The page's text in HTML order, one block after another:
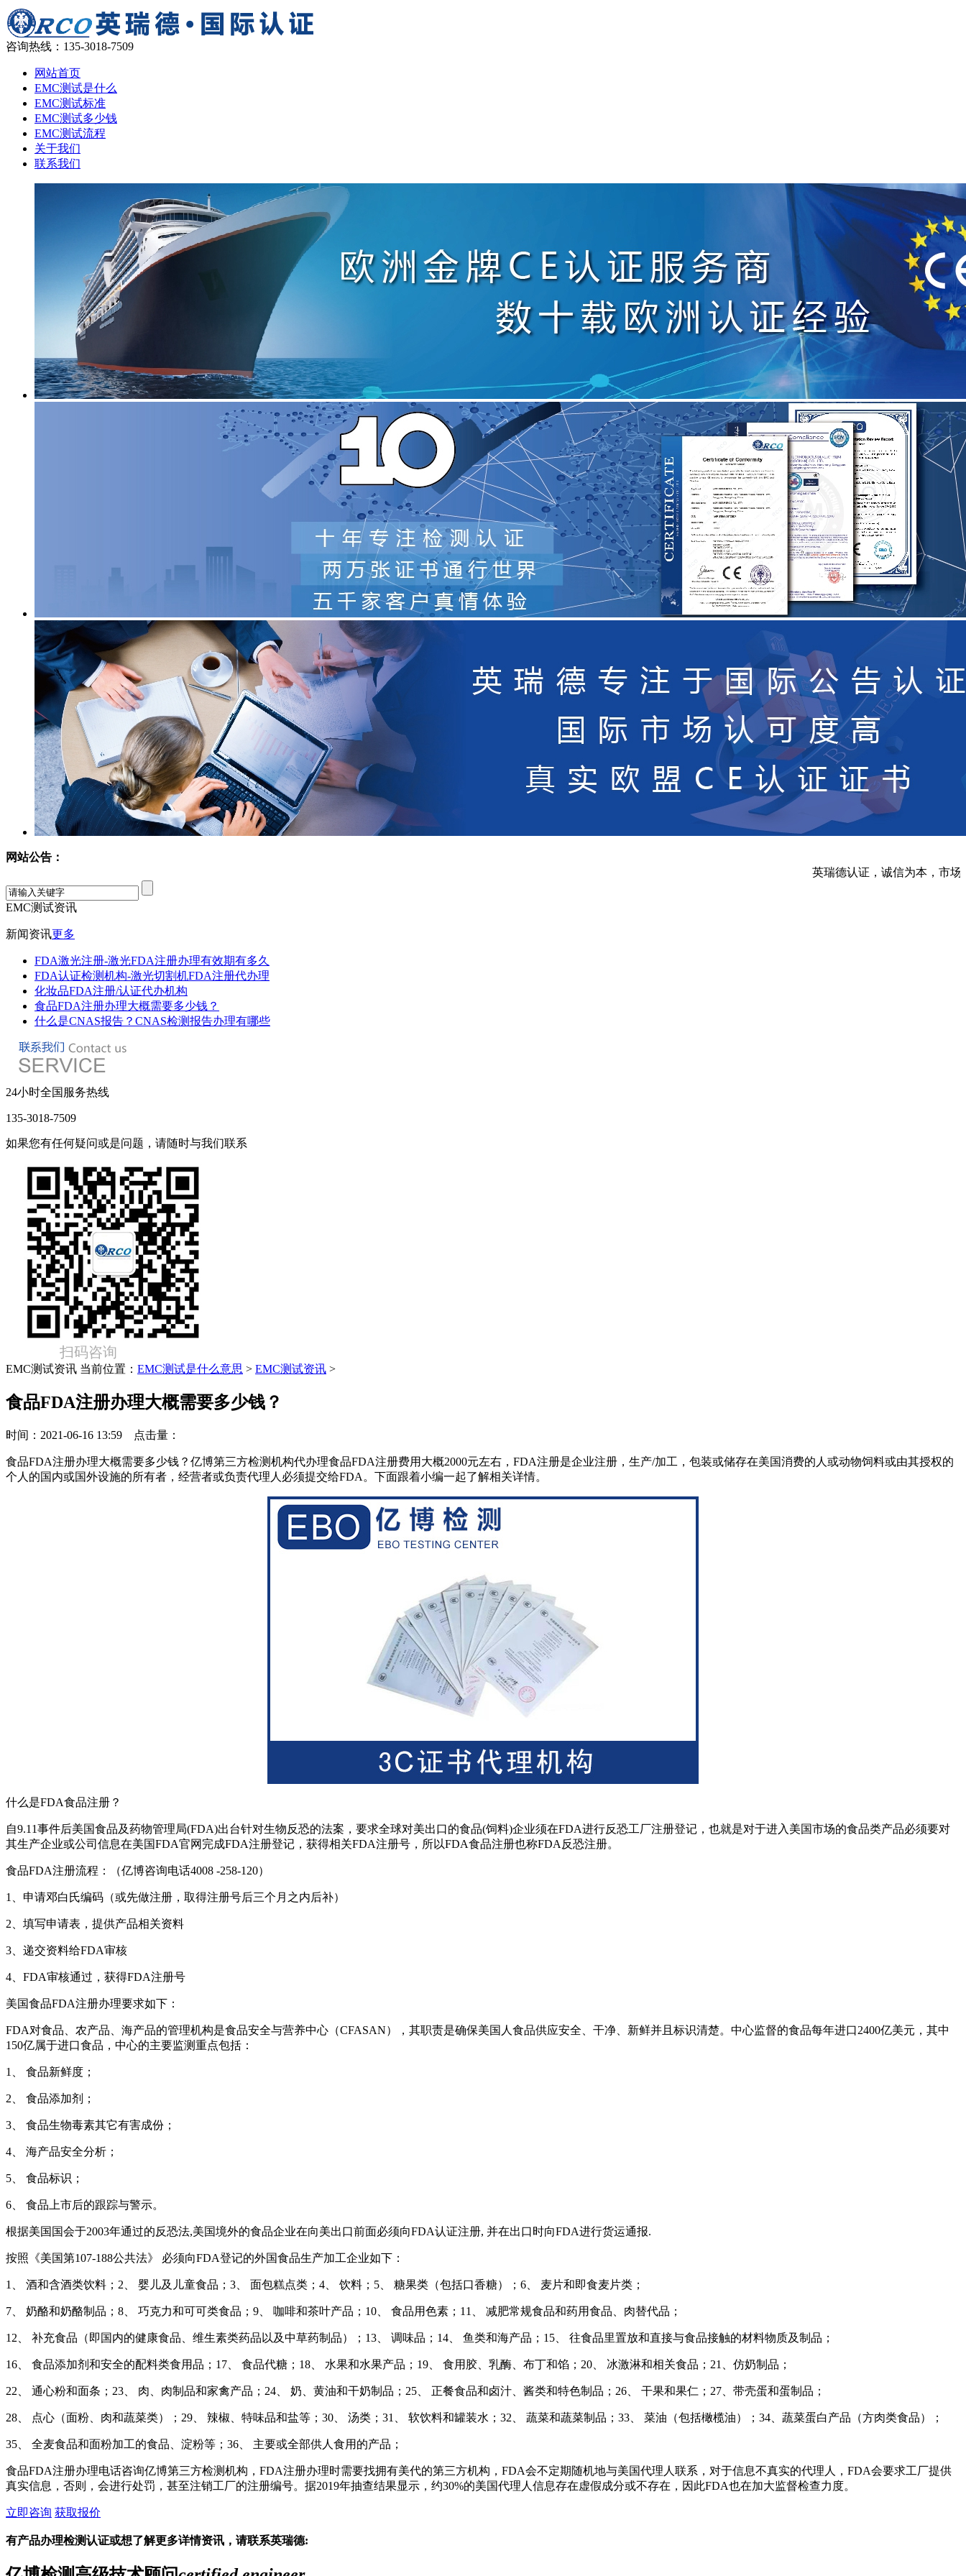
咨询热线： 135-3018-7509
网站首页
EMC测试是什么
EMC测试标准
EMC测试多少钱
EMC测试流程
关于我们
联系我们
网站公告：
英瑞德认证，诚信为本，市场在变
EMC测试资讯
新闻资讯更多
FDA激光注册-激光FDA注册办理有效期有多久
FDA认证检测机构-激光切割机FDA注册代办理
化妆品FDA注册/认证代办机构
食品FDA注册办理大概需要多少钱？
什么是CNAS报告？CNAS检测报告办理有哪些
24小时全国服务热线
135-3018-7509
如果您有任何疑问或是问题，请随时与我们联系
扫码咨询
EMC测试资讯 当前位置： EMC测试是什么意思 > EMC测试资讯 >
食品FDA注册办理大概需要多少钱？
时间：2021-06-16 13:59 点击量：
食品FDA注册办理大概需要多少钱？亿博第三方检测机构代办理食品FDA注册费用大概2000元左右，FDA注册是企业注册，生产/加工，包装或储存在美国消费的人或动物饲料或由其授权的
个人的国内或国外设施的所有者，经营者或负责代理人必须提交给FDA。下面跟着小编一起了解相关详情。
什么是FDA食品注册？
自9.11事件后美国食品及药物管理局(FDA)出台针对生物反恐的法案，要求全球对美出口的食品(饲料)企业须在FDA进行反恐工厂注册登记，也就是对于进入美国市场的食品类产品必须要对
其生产企业或公司信息在美国FDA官网完成FDA注册登记，获得相关FDA注册号，所以FDA食品注册也称FDA反恐注册。
食品FDA注册流程：（亿博咨询电话4008 -258-120）
1、申请邓白氏编码（或先做注册，取得注册号后三个月之内后补）
2、填写申请表，提供产品相关资料
3、递交资料给FDA审核
4、FDA审核通过，获得FDA注册号
美国食品FDA注册办理要求如下：
FDA对食品、农产品、海产品的管理机构是食品安全与营养中心（CFASAN），其职责是确保美国人食品供应安全、干净、新鲜并且标识清楚。中心监督的食品每年进口2400亿美元，其中
150亿属于进口食品，中心的主要监测重点包括：
1、 食品新鲜度；
2、 食品添加剂；
3、 食品生物毒素其它有害成份；
4、 海产品安全分析；
5、 食品标识；
6、 食品上市后的跟踪与警示。
根据美国国会于2003年通过的反恐法,美国境外的食品企业在向美出口前面必须向FDA认证注册, 并在出口时向FDA进行货运通报.
按照《美国第107-188公共法》 必须向FDA登记的外国食品生产加工企业如下：
1、 酒和含酒类饮料；2、 婴儿及儿童食品；3、 面包糕点类；4、 饮料；5、 糖果类（包括口香糖）；6、 麦片和即食麦片类；
7、 奶酪和奶酪制品；8、 巧克力和可可类食品；9、 咖啡和茶叶产品；10、 食品用色素；11、 减肥常规食品和药用食品、肉替代品；
12、 补充食品（即国内的健康食品、维生素类药品以及中草药制品）；13、 调味品；14、 鱼类和海产品；15、 往食品里置放和直接与食品接触的材料物质及制品；
16、 食品添加剂和安全的配料类食用品；17、 食品代糖；18、 水果和水果产品；19、 食用胶、乳酶、布丁和馅；20、 冰激淋和相关食品；21、仿奶制品；
22、 通心粉和面条；23、 肉、肉制品和家禽产品；24、 奶、黄油和干奶制品；25、 正餐食品和卤汁、酱类和特色制品；26、 干果和果仁；27、带壳蛋和蛋制品；
28、 点心（面粉、肉和蔬菜类）；29、 辣椒、特味品和盐等；30、 汤类；31、 软饮料和罐装水；32、 蔬菜和蔬菜制品；33、 菜油（包括橄榄油）；34、蔬菜蛋白产品（方肉类食品）；
35、 全麦食品和面粉加工的食品、淀粉等；36、 主要或全部供人食用的产品；
食品FDA注册办理电话咨询亿博第三方检测机构，FDA注册办理时需要找拥有美代的第三方机构，FDA会不定期随机地与美国代理人联系，对于信息不真实的代理人，FDA会要求工厂提供
真实信息，否则，会进行处罚，甚至注销工厂的注册编号。据2019年抽查结果显示，约30%的美国代理人信息存在虚假成分或不存在，因此FDA也在加大监督检查力度。
立即咨询 获取报价
有产品办理检测认证或想了解更多详情资讯，请联系英瑞德: